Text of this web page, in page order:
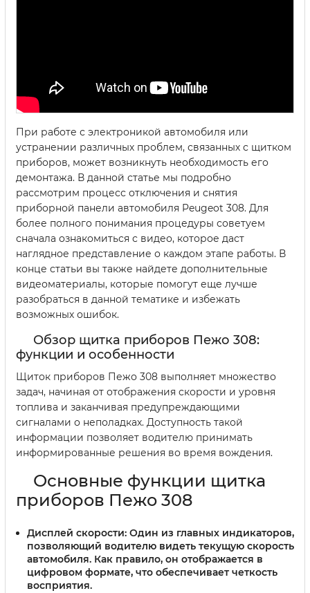
При работе с электроникой автомобиля или
устранении различных проблем, связанных с щитком
приборов, может возникнуть необходимость его
демонтажа. В данной статье мы подробно
рассмотрим процесс отключения и снятия
приборной панели автомобиля Peugeot 308. Для
более полного понимания процедуры советуем
сначала ознакомиться с видео, которое даст
наглядное представление о каждом этапе работы. В
конце статьи вы также найдете дополнительные
видеоматериалы, которые помогут еще лучше
разобраться в данной тематике и избежать
возможных ошибок.
Обзор щитка приборов Пежо 308:
функции и особенности
Щиток приборов Пежо 308 выполняет множество
задач, начиная от отображения скорости и уровня
топлива и заканчивая предупреждающими
сигналами о неполадках. Доступность такой
информации позволяет водителю принимать
информированные решения во время вождения.
Основные функции щитка
приборов Пежо 308
Дисплей скорости: Один из главных индикаторов,
позволяющий водителю видеть текущую скорость
автомобиля. Как правило, он отображается в
цифровом формате, что обеспечивает четкость
восприятия.